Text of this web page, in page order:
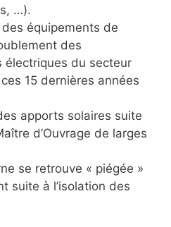
…).
des équipements de
des
électriques du secteur
15 dernières années
apports solaires suite
d’Ouvrage de larges
se retrouve « piégée »
suite à l’isolation des